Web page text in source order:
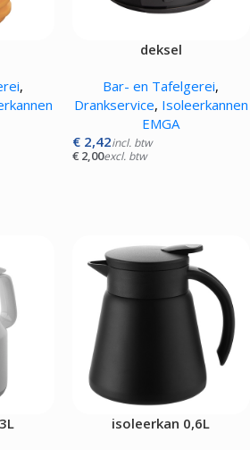
werkbanken zonder koeling
,
deksel
Bar- en Tafelgerei,
Drankservice, Isoleerkannen
EMGA
€2,42incl. btw
€2,00excl. btw
isoleerkan 0,6L